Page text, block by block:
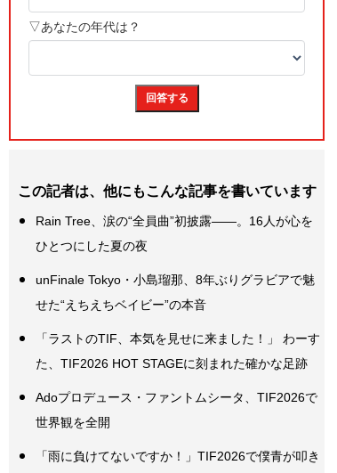
この記者は、他にもこんな記事を書いています
Rain Tree、涙の“全員曲”初披露――。16人が心を
ひとつにした夏の夜
unFinale Tokyo・小島瑠那、8年ぶりグラビアで魅
せた“えちえちベイビー”の本音
「ラストのTIF、本気を見せに来ました！」 わーす
た、TIF2026 HOT STAGEに刻まれた確かな足跡
Adoプロデュース・ファントムシータ、TIF2026で
世界観を全開
「雨に負けてないですか！」TIF2026で僕青が叩き